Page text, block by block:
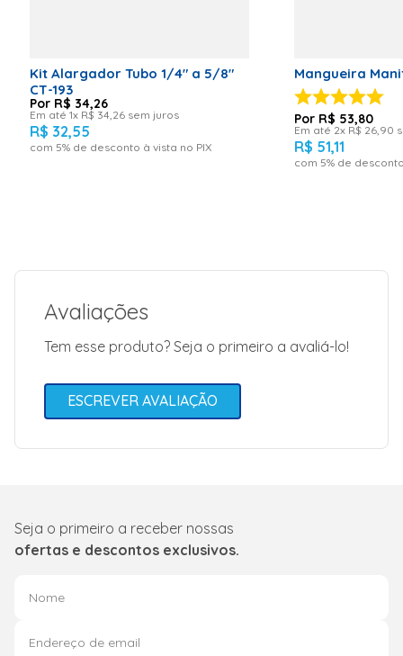
Garantia:12 Meses
Imagens meramente ilustrativas.
Comprimento para frete:39,00
Kit Alargador Tubo 1/4" a 5/8"
CT-193
R$ 34,26
Em até1x R$ 34 26 sem juros
R$ 32,55
com 5% de desconto à vista no PIX
Mangueira
R$ 53,80
Em até 2x R$ 26, 90
R$ 51,11
com 5% de
Avaliações
Tem esse produto? Seja o primeiro a avaliá-lo!
ESCREVER AVALIAÇÃO
Seja o primeiro a receber nossas
ofertas e descontos exclusivos.